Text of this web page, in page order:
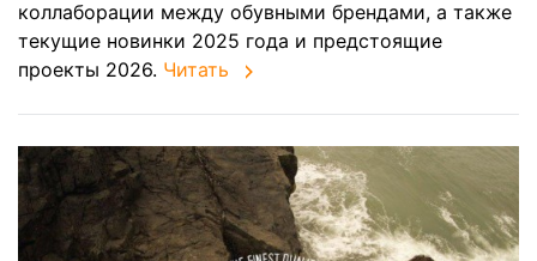
коллаборации между обувными брендами, а также
текущие новинки 2025 года и предстоящие
проекты 2026. Читать